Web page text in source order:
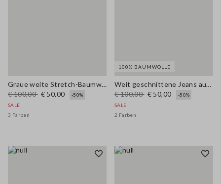
Graue weite Stretch-Baumwollhose
€ 100,00 € 50,00
-50%
SALE
3 Farben
100% BAUMWOLLE
Weit geschnittene Jeans aus reinem blauem Denim
€ 100,00 € 50,00
-50%
SALE
2 Farben